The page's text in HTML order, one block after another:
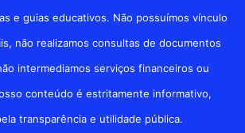
e guias educativos. Não possuímos vínculo
não realizamos consultas de documentos
intermediamos serviços financeiros ou
conteúdo é estritamente informativo,
transparência e utilidade pública.